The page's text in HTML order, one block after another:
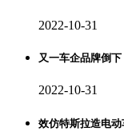
2022-10-31
又一车企品牌倒
2022-10-31
效仿特斯拉造电